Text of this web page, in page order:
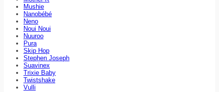
Mushie
Nanobébé
Neno
Noui Noui
Nuuroo
Pura
Skip Hop
Stephen Joseph
Suavinex
Trixie Baby
Twistshake
Vulli